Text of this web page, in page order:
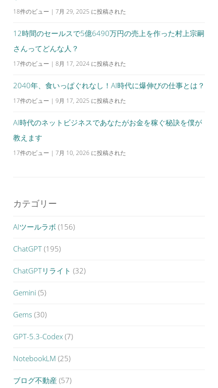
18件のビュー | 7月 29, 2025 に投稿された
12時間のセールスで5億6490万円の売上を作った村上宗嗣
さんってどんな人？
17件のビュー | 8月 17, 2024 に投稿された
2040年、食いっぱぐれなし！AI時代に爆伸びの仕事とは？
17件のビュー | 9月 17, 2025 に投稿された
AI時代のネットビジネスであなたがお金を稼ぐ秘訣を僕が
教えます
17件のビュー | 7月 10, 2026 に投稿された
カテゴリー
AIツールラボ (156)
ChatGPT (195)
ChatGPTリライト (32)
Gemini (5)
Gems (30)
GPT-5.3-Codex (7)
NotebookLM (25)
ブログ不動産 (57)